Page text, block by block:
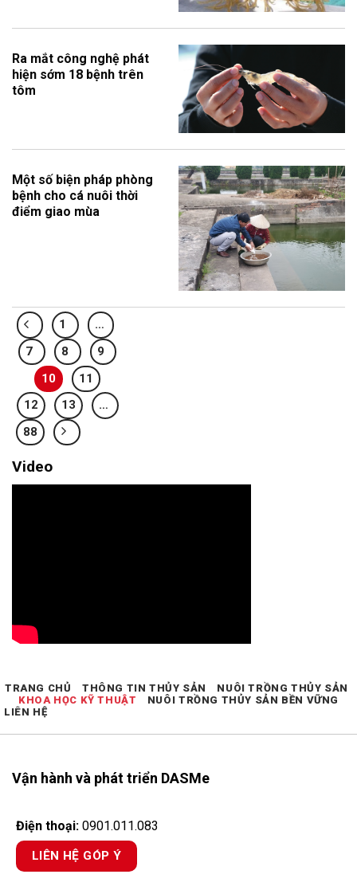
Ra mắt công nghệ phát
hiện sớm 18 bệnh trên
tôm
Một số biện pháp phòng
bệnh cho cá nuôi thời
điểm giao mùa
1
…
7
8
9
10
11
12
13
…
88
Video
Vận hành và phát triển DASMe
Điện thoại: 0901.011.083
LIÊN HỆ GÓP Ý
TRANG CHỦ THÔNG TIN THỦY SẢN
NUÔI TRỒNG THỦY SẢN
KHOA HỌC KỸ THUẬT
NUÔI TRỒNG THỦY SẢN BỀN VỮNG
LIÊN HỆ